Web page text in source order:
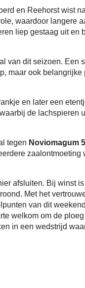
en Reehorst wist
waardoor langere
liep gestaag uit en
van dit seizoen. Een
maar ook belangrijke
en later een
de lachspieren
tegen Noviomagum 5
zaalontmoeting
afsluiten. Bij winst
Met het
van dit
welkom om de
in een wedstrijd